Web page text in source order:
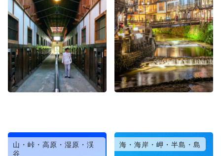
山・峠・高原・湿原・渓
谷
海・海岸・岬・半島・島